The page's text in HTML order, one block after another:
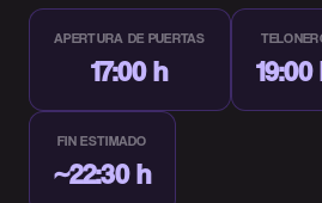
APERTURA DE PUERTAS
17:00 h 19:00
FIN ESTIMADO
~22:30 h